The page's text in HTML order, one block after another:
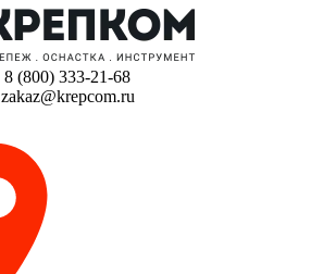
8 (800) 333-21-68
zakaz@krepcom.ru